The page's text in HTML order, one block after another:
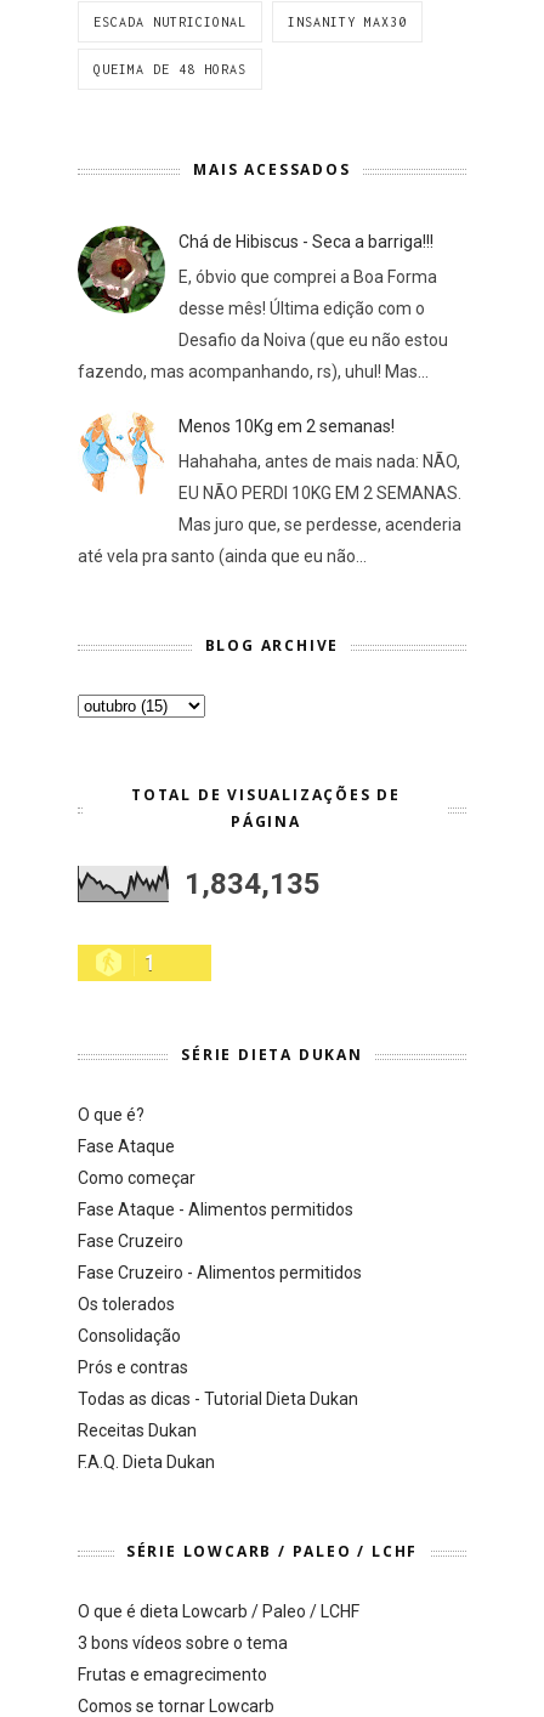
ESCADA NUTRICIONAL INSANITY MAX30
QUEIMA DE 48 HORAS
MAIS ACESSADOS
Chá de Hibiscus - Seca a barriga!!!
E, óbvio que comprei a Boa Forma
desse mês! Última edição com o
Desafio da Noiva (que eu não estou
fazendo, mas acompanhando, rs), uhul! Mas...
Menos 10Kg em 2 semanas!
Hahahaha, antes de mais nada: NÃO,
EU NÃO PERDI 10KG EM 2 SEMANAS.
Mas juro que, se perdesse, acenderia
até vela pra santo (ainda que eu não...
BLOG ARCHIVE
TOTAL DE VISUALIZAÇÕES DE
PÁGINA
1,834,135
1
SÉRIE DIETA DUKAN
O que é?
Fase Ataque
Como começar
Fase Ataque - Alimentos permitidos
Fase Cruzeiro
Fase Cruzeiro - Alimentos permitidos
Os tolerados
Consolidação
Prós e contras
Todas as dicas - Tutorial Dieta Dukan
Receitas Dukan
F.A.Q. Dieta Dukan
SÉRIE LOWCARB / PALEO / LCHF
O que é dieta Lowcarb / Paleo / LCHF
3 bons vídeos sobre o tema
Frutas e emagrecimento
Comos se tornar Lowcarb